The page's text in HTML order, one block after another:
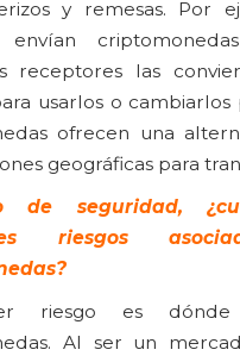
y remesas. Por
envían
receptores las
usarlos o cambiarlos
ofrecen una
geográficas para
de seguridad,
riesgos
riesgo es dónde
Al ser un